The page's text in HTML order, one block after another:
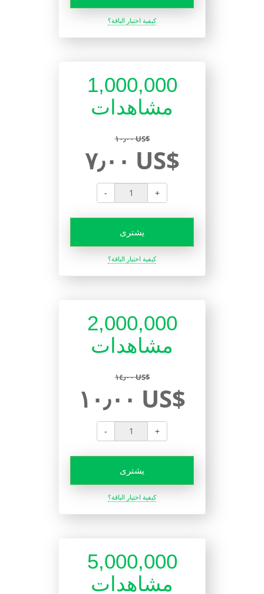
كيفية اختيار الباقة؟
1,000,000
مشاهدات
١٠٫٠٠ US$
٧٫٠٠ US$
- +
يشترى
كيفية اختيار الباقة؟
2,000,000
مشاهدات
١٤٫٠٠ US$
١٠٫٠٠ US$
- +
يشترى
كيفية اختيار الباقة؟
5,000,000
مشاهدات